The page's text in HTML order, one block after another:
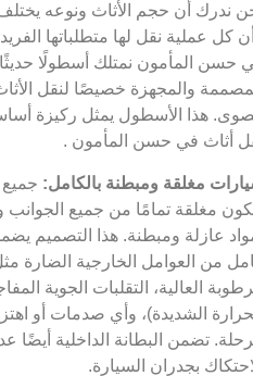
ندرك أن حجم الأثاث ونوعه
كل عملية نقل لها متطلباتها
حسن المأمون نمتلك أسطولًا
والمجهزة خصيصًا لنقل
هذا الأسطول يمثل ركيزة
أثاث في حسن المأمون .
مغلقة ومبطنة بالكامل: جميع
مغلقة تمامًا من جميع
عازلة ومبطنة. هذا التصميم
من العوامل الخارجية الضارة مثل
العالية، التقلبات الجوية
الشديدة)، وأي صدمات أو
تضمن البطانة الداخلية أيضًا
بجدران السيارة.